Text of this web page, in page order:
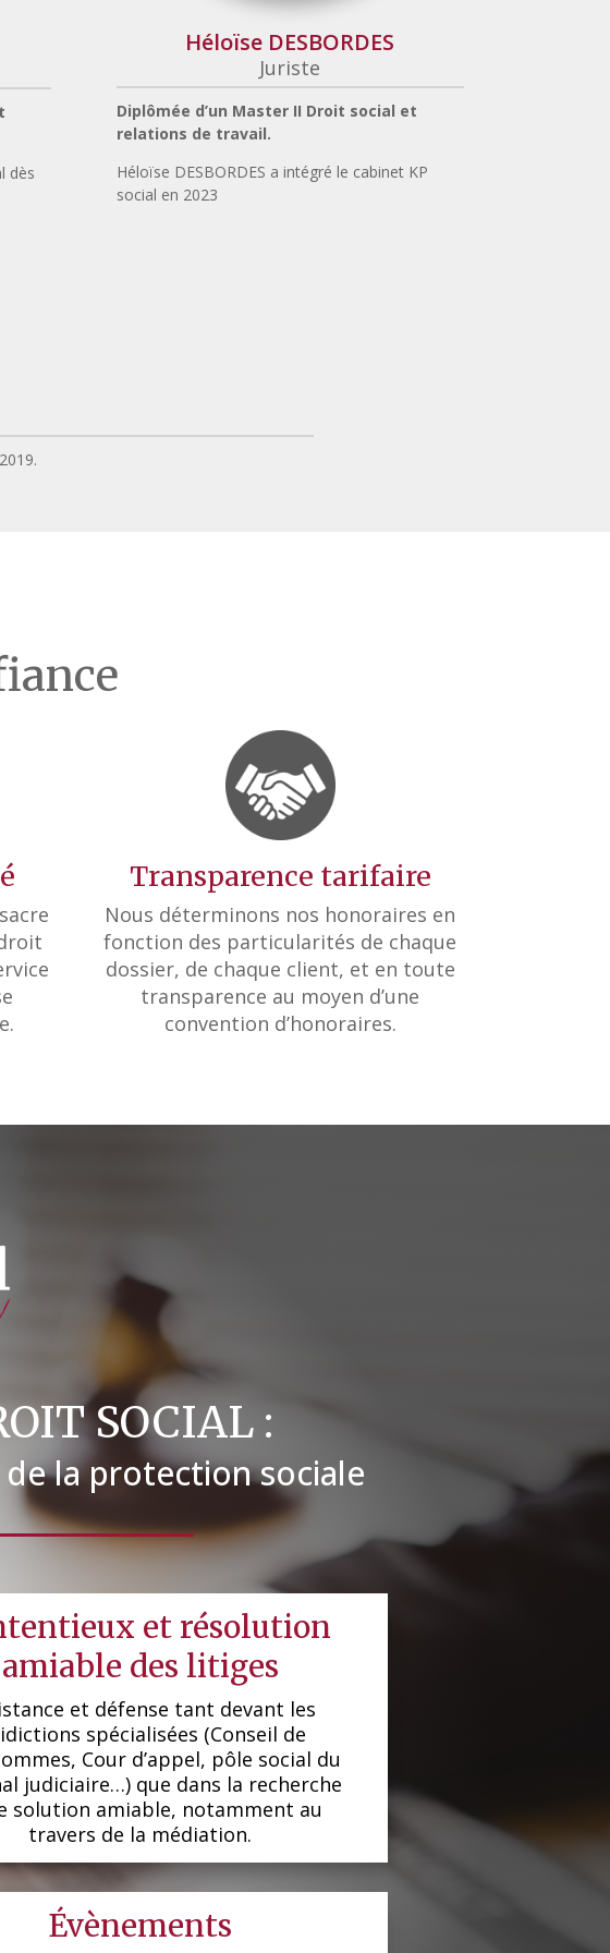
dès
Héloïse DESBORDES
Juriste
Diplômée d’un Master II Droit social et
relations de travail.
Héloïse DESBORDES a intégré le cabinet KP
social en 2023
Transparence tarifaire
Nous déterminons nos honoraires en
fonction des particularités de chaque
dossier, de chaque client, et en toute
transparence au moyen d’une
convention d’honoraires.
SOCIAL :
la protection sociale
et résolution
amiable des litiges
et défense tant devant les
spécialisées (Conseil de
Cour d’appel, pôle social du
judiciaire…) que dans la recherche
solution amiable, notamment au
travers de la médiation.
Évènements